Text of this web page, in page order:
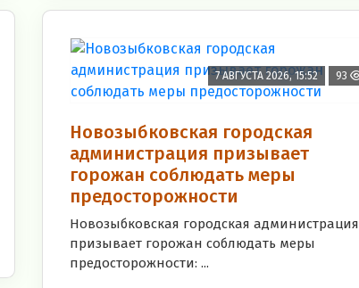
7 АВГУСТА 2026, 15:52 93
Новозыбковская городская
администрация призывает
горожан соблюдать меры
предосторожности
Новозыбковская городская администрация
призывает горожан соблюдать меры
предосторожности: ...